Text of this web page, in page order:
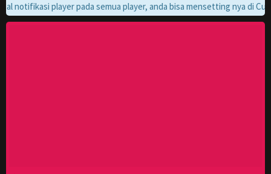
notifikasi player pada semua player, anda bisa mensetting nya di